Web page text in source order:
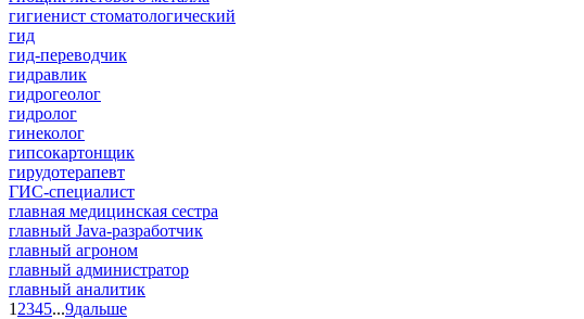
гигиенист стоматологический
гид
гид-переводчик
гидравлик
гидрогеолог
гидролог
гинеколог
гипсокартонщик
гирудотерапевт
ГИС-специалист
главная медицинская сестра
главный Java-разработчик
главный агроном
главный администратор
главный аналитик
1 2345...9дальше